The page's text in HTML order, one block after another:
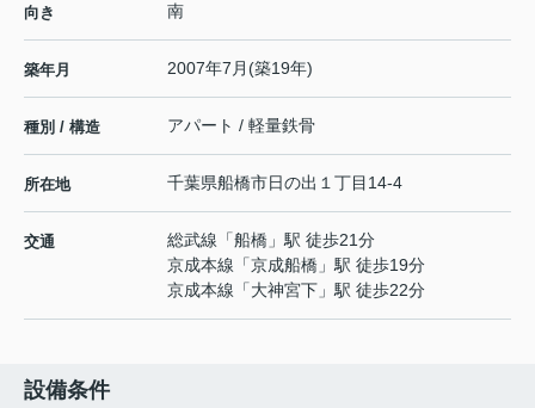
向き 南
築年月 2007年7月(築19年)
種別 / 構造 アパート / 軽量鉄骨
所在地 千葉県船橋市日の出 １丁目14-4
交通 総武線 「船橋 」駅 徒歩21分
京成本線 「京成船橋 」駅 徒歩19分
京成本線 「大神宮下 」駅 徒歩22分
設備条件